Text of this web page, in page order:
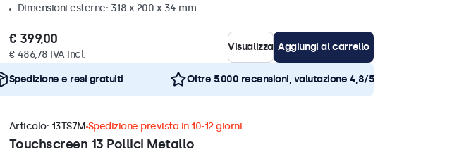
Dimensioni esterne: 318 x 200 x 34 mm
€ 399,00
€ 486,78 IVA incl.
Visualizza Aggiungi al carrello
Spedizione e resi gratuiti Oltre 5.000 recensioni, valutazione 4,8/5
Touchscreen 13 Pollici Metallo
Articolo: 13TS7M Spedizione prevista in 10-12 giorni